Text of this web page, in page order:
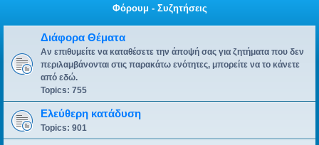
Φόρουμ - Συζητήσεις
Διάφορα Θέματα
Αν επιθυμείτε να καταθέσετε την άποψή σας για ζητήματα που δεν
περιλαμβάνονται στις παρακάτω ενότητες, μπορείτε να το κάνετε
από εδώ.
Topics: 755
Ελεύθερη κατάδυση
Topics: 901